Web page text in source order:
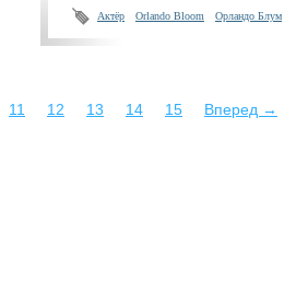
Актёр Orlando Bloom Орландо Блум
11 12 13 14 15 Вперед →